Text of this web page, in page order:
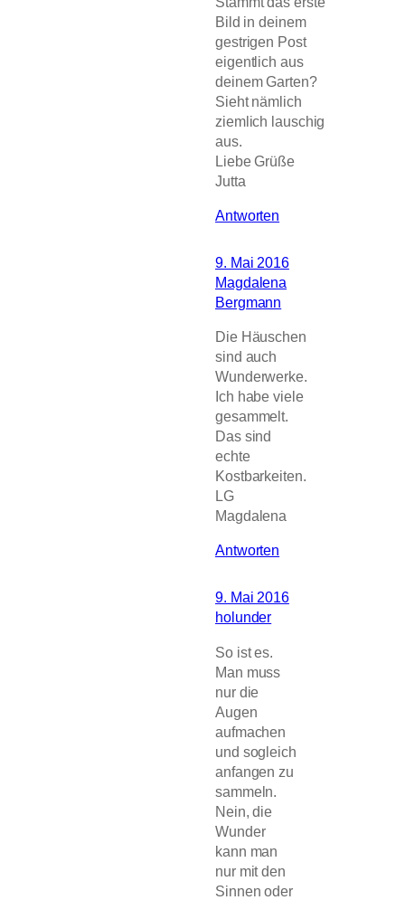
Bild in deinem
gestrigen Post
eigentlich aus
deinem Garten?
Sieht nämlich
ziemlich lauschig
aus.
Liebe Grüße
Jutta
Antworten
9. Mai 2016
Magdalena
Bergmann
Die Häuschen
sind auch
Wunderwerke.
Ich habe viele
gesammelt.
Das sind
echte
Kostbarkeiten.
LG
Magdalena
Antworten
9. Mai 2016
holunder
So ist es.
Man muss
nur die
Augen
aufmachen
und sogleich
anfangen zu
sammeln.
Nein, die
Wunder
kann man
nur mit den
Sinnen oder